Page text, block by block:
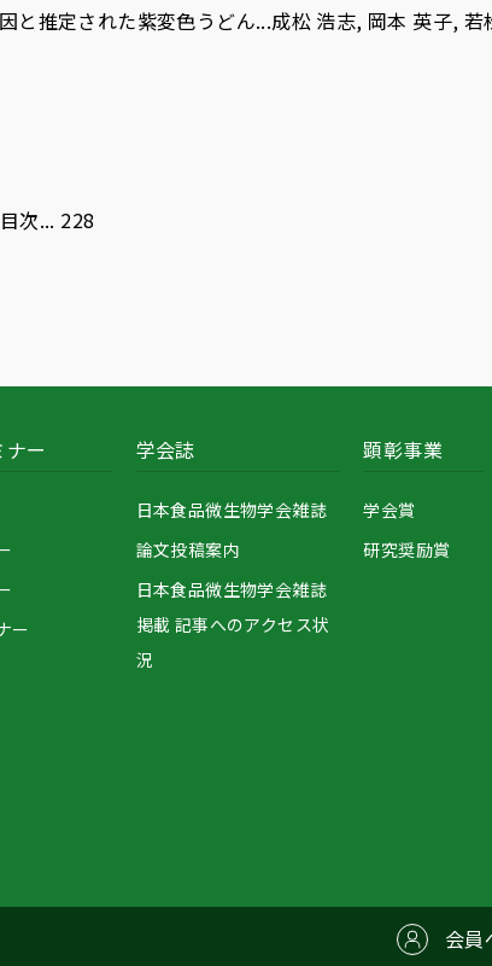
と推定された紫変色うどん...成松 浩志, 岡本 英子,
次... 228
ー
ー
学会誌
日本食品微生物学会雑誌
論文投稿案内
日本食品微生物学会雑誌
掲載 記事へのアクセス状
況
顕彰事業
学会賞
研究奨励賞
会員